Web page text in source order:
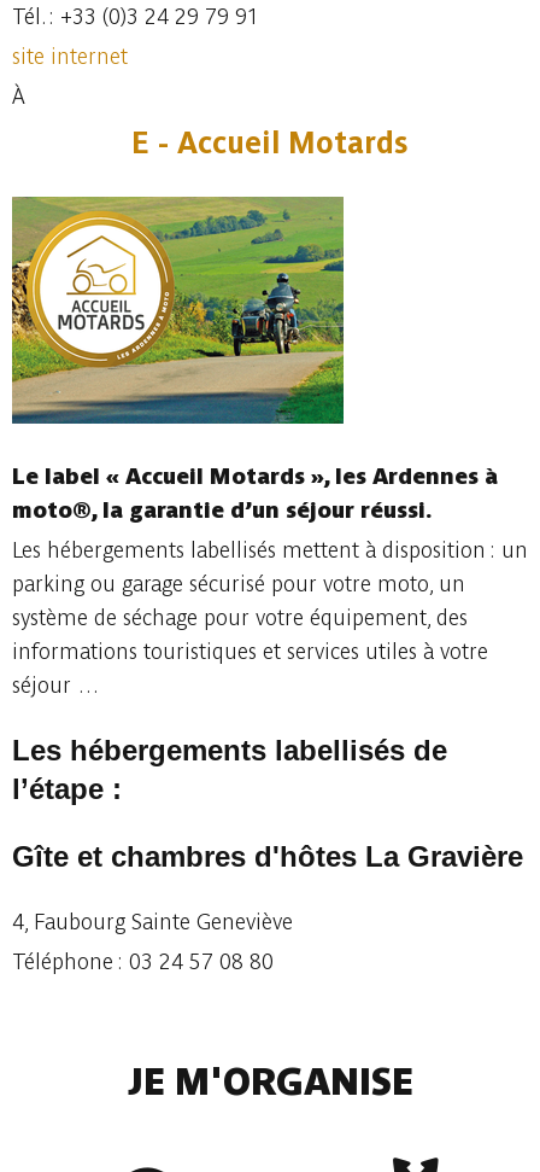
Tél. : +33 (0)3 24 29 79 91
site internet
À
E - Accueil Motards
Le label « Accueil Motards », les Ardennes à
moto®, la garantie d’un séjour réussi.
Les hébergements labellisés mettent à disposition : un
parking ou garage sécurisé pour votre moto, un
système de séchage pour votre équipement, des
informations touristiques et services utiles à votre
séjour …
Les hébergements labellisés de
l’étape :
Gîte et chambres d'hôtes La Gravière
4, Faubourg Sainte Geneviève
Téléphone : 03 24 57 08 80
JE M'ORGANISE